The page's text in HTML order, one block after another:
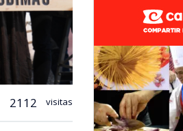
2112 visitas